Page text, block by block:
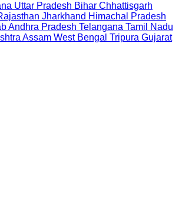
Uttar Pradesh Bihar Chhattisgarh
Jharkhand Himachal Pradesh
Andhra Pradesh Telangana Tamil Nadu
Assam West Bengal Tripura Gujarat